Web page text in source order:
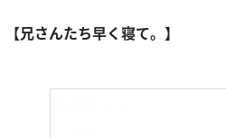
【兄さんたち早く寝て。】